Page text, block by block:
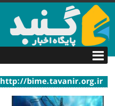
http://bime.tavanir.org.ir - پایگاه اخبار گنبد